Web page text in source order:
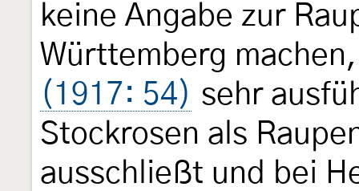
keine Angabe zur
Württemberg
(1917: 54) sehr
Stockrosen als
ausschließt und bei